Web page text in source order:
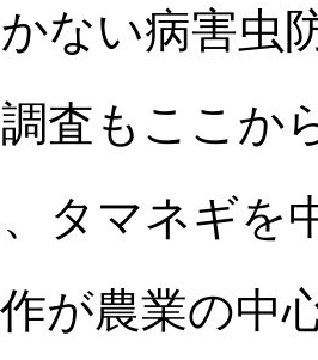
ない病害虫
査もここか
タマネギを
が農業の中